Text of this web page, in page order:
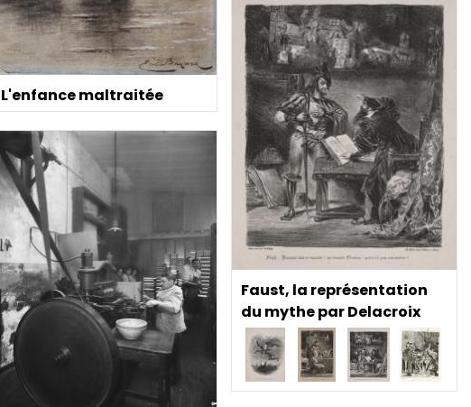
L'enfance maltraitée
Faust, la représentation
du mythe par Delacroix